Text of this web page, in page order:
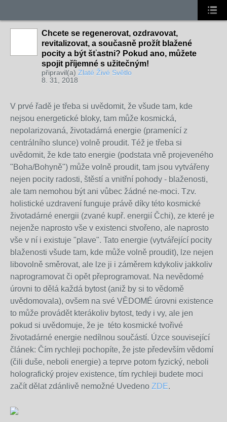
Chcete se regenerovat, ozdravovat,
revitalizovat, a současně prožít blažené
pocity a být šťastni? Pokud ano, můžete
spojit příjemné s užitečným!
připravil(a) Zlaté Živé Světlo
8. 31, 2018
V prvé řadě je třeba si uvědomit, že všude tam, kde
nejsou energetické bloky, tam může kosmická,
nepolarizovaná, životadárná energie (pramenící z
centrálního slunce) volně proudit. Též je třeba si
uvědomit, že kde tato energie (podstata vně projeveného
"Boha/Bohyně") může volně proudit, tam jsou vytvářeny
nejen pocity radosti, štěstí a vnitřní pohody - blaženosti,
ale tam nemohou být ani vůbec žádné ne-moci. Tzv.
holistické uzdravení funguje právě díky této kosmické
životadárné energii (zvané kupř. energií Čchi), ze které je
nejenže naprosto vše v existenci stvořeno, ale naprosto
vše v ní i existuje "plave". Tato energie (vytvářející pocity
blaženosti všude tam, kde může volně proudit), lze nejen
libovolně směrovat, ale lze ji i záměrem kdykoliv jakkoliv
naprogramovat či opět přeprogramovat. Na nevědomé
úrovni to dělá každá bytost (aniž by si to vědomě
uvědomovala), ovšem na své VĚDOMÉ úrovni existence
to může provádět kterákoliv bytost, tedy i vy, ale jen
pokud si uvědomuje, že je této kosmické tvořivé
životadárné energie nedílnou součástí. Úzce související
článek: Čím rychleji pochopíte, že jste především vědomí
(čili duše, neboli energie) a teprve potom fyzický, neboli
holografický projev existence, tím rychleji budete moci
začít dělat zdánlivě nemožné Uvedeno ZDE.